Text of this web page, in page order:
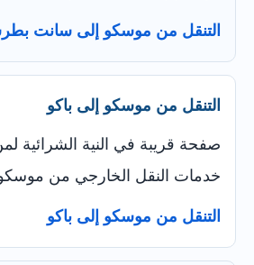
التنقل من موسكو إلى سانت
التنقل من موسكو إلى باكو
صفحة قريبة في النية الشرائية
خدمات النقل الخارجي من
التنقل من موسكو إلى باكو